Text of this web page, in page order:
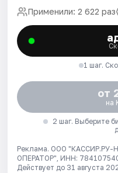
Применили: 2 622 раз
1 шаг.
от
на
2 шаг. Выберите
Реклама. ООО
ОПЕРАТОР", ИНН:
Действует до 31 августа